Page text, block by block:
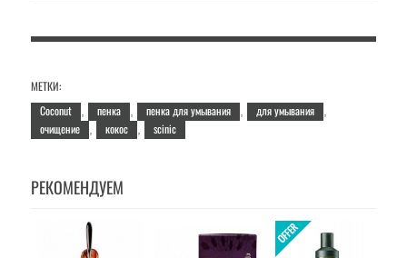
МЕТКИ:
Coconut
пенка пенка для умывания для умывания
очищение кокос scinic
РЕКОМЕНДУЕМ